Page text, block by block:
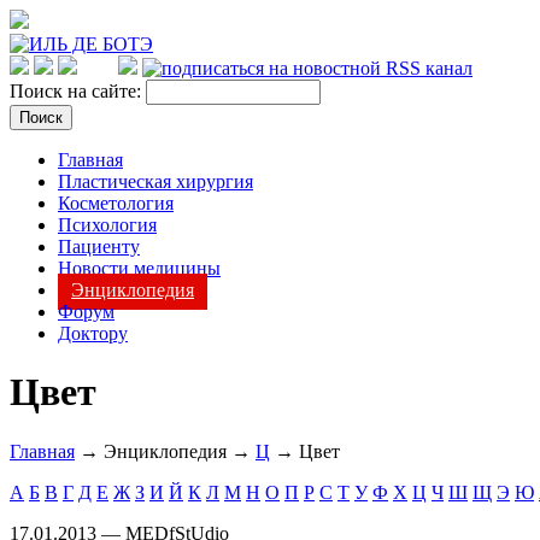
Поиск на сайте:
Главная
Пластическая хирургия
Косметология
Психология
Пациенту
Новости медицины
Энциклопедия
Форум
Доктору
Цвет
Главная → Энциклопедия → Ц → Цвет
А Б В Г Д Е Ж З И Й К Л М Н О П Р С Т У Ф Х Ц Ч Ш Щ Э Ю
17.01.2013 — MEDfStUdio